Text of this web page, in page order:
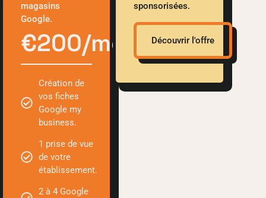
magasins
Google.
€200/mois
Création de
vos fiches
Google my
business.
1 prise de vue
de votre
établissement.
2 à 4 Google
sponsorisées.
Découvrir l'offre